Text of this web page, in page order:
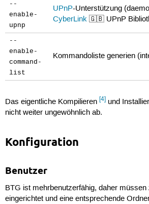
--
enable-
upnp
UPnP-Unterstützung
CyberLink 🇬🇧 UPnP
--
enable-
command-
list
Kommandoliste generien
Das eigentliche Kompilieren [4]und
nicht weiter ungewöhnlich ab.
Konfiguration
Benutzer
BTG ist mehrbenutzerfähig, daher
eingerichtet und eine entsprechende